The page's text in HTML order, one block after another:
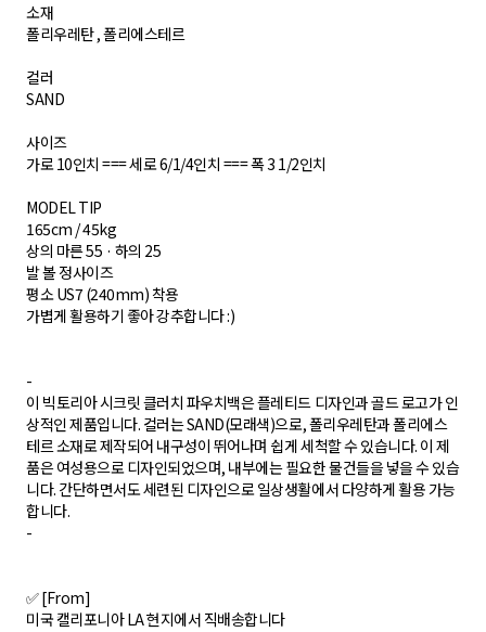
소재
폴리우레탄 , 폴리에스테르
컬러
SAND
사이즈
가로 10인치 === 세로 6/1/4인치 === 폭 3 1/2인치
MODEL TIP
165cm / 45kg
상의 마른 55 · 하의 25
발 볼 정사이즈
평소 US7 (240mm) 착용​
가볍게 활용하기 좋아 강추합니다 :)
-
이 빅토리아 시크릿 클러치 파우치백은 플레티드 디자인과 골드 로고가 인
상적인 제품입니다. 컬러는 SAND(모래색)으로, 폴리우레탄과 폴리에스
테르 소재로 제작되어 내구성이 뛰어나며 쉽게 세척할 수 있습니다. 이 제
품은 여성용으로 디자인되었으며, 내부에는 필요한 물건들을 넣을 수 있습
니다. 간단하면서도 세련된 디자인으로 일상생활에서 다양하게 활용 가능
합니다.
-
✅ [From]
미국 캘리포니아 LA 현지에서 직배송합니다